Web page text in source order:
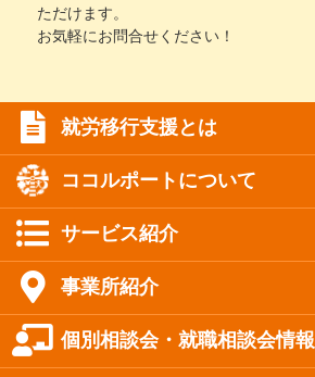
ただけます。
お気軽にお問合せください！
就労移行支援とは
ココルポートについて
サービス紹介
事業所紹介
個別相談会・就職相談会情報